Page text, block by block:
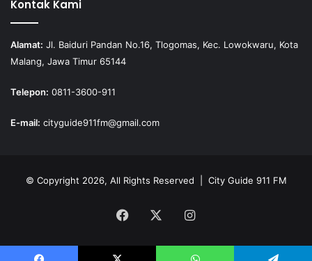
Kontak Kami
Alamat: Jl. Baiduri Pandan No.16, Tlogomas, Kec. Lowokwaru, Kota
Malang, Jawa Timur 65144
Telepon: 0811-3600-911
E-mail: cityguide911fm@gmail.com
© Copyright 2026, All Rights Reserved | City Guide 911 FM
Facebook Instagram